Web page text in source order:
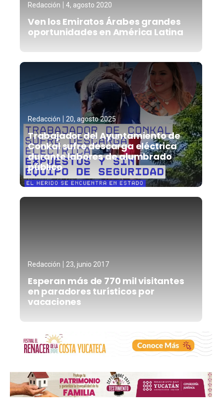
Redacción 4, agosto 2020
Ven los Emiratos Árabes grandes
oportunidades en América Latina
Redacción 20, agosto 2025
Trabajador del Ayuntamiento de
Conkal sufre descarga eléctrica
durante labores de alumbrado
público
Redacción 23, junio 2017
Esperan más de 770 mil visitantes
en paradores turísticos por
vacaciones